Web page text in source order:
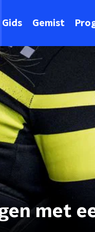
Gids Gemist
met